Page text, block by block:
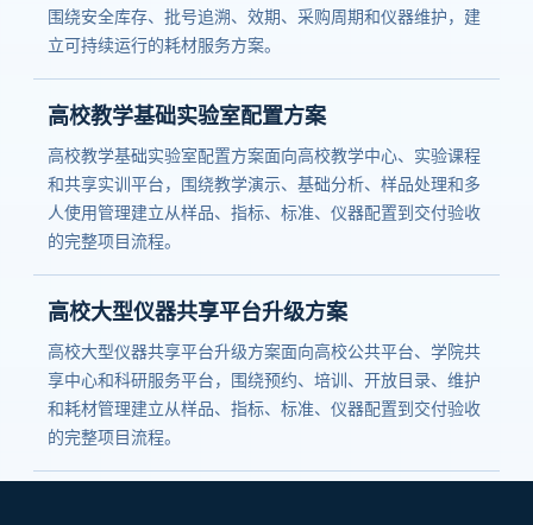
围绕安全库存、批号追溯、效期、采购周期和仪器维护，建
立可持续运行的耗材服务方案。
高校教学基础实验室配置方案
高校教学基础实验室配置方案面向高校教学中心、实验课程
和共享实训平台，围绕教学演示、基础分析、样品处理和多
人使用管理建立从样品、指标、标准、仪器配置到交付验收
的完整项目流程。
高校大型仪器共享平台升级方案
高校大型仪器共享平台升级方案面向高校公共平台、学院共
享中心和科研服务平台，围绕预约、培训、开放目录、维护
和耗材管理建立从样品、指标、标准、仪器配置到交付验收
的完整项目流程。